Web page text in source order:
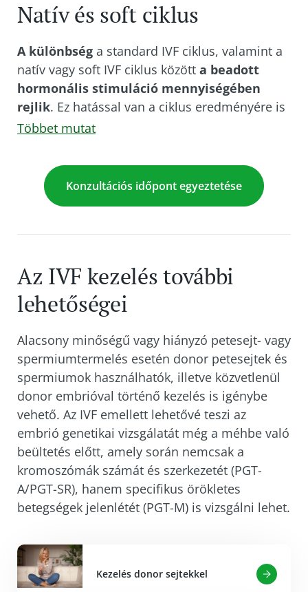
Natív és soft ciklus
A különbség a standard IVF ciklus, valamint a
natív vagy soft IVF ciklus között a beadott
hormonális stimuláció mennyiségében
rejlik. Ez hatással van a ciklus eredményére is
– azaz a leszívott petesejtek számára és a
eljárás mindkét ciklustípusnál hasonló a
szokásos IVF ciklushoz.
Natív IVF eseténnem alkalmaznak
hormonális stimulációt
és az orvos a páciens
természetes ciklusa során figyeli a tüszők
petesejt érik meg, és ezért a leszívást sem
végzik általános érzéstelenítésben. Mivel a
natív ciklusban csak egy (maximum kettő)
petesejt áll rendelkezésre,a sikeres kezelés
valószínűsége alacsonyabb, mint a
klasszikus IVF ciklusnál, ahol több petesejtet
nyernek. Ugyanis nem minden petesejt
termékenyül meg sikeresen a
laboratóriumban, és nem minden embrió éri el
a blasztociszta stádiumot.
A natív ciklust, nagyon alacsony sikeressége
miatt, ritkán javasoljuk a pácienseknek. Az
eljárás alkalmasságáról orvosával konzultálhat,
Többet mutat
Konzultációs időpont egyeztetése
Az IVF kezelés további
lehetőségei
Alacsony minőségű vagy hiányzó petesejt- vagy
spermiumtermelés esetén donor petesejtek és
spermiumok használhatók, illetve közvetlenül
donor embrióval történő kezelés is igénybe
vehető. Az IVF emellett lehetővé teszi az
embrió genetikai vizsgálatát még a méhbe való
beültetés előtt, amely során nemcsak a
kromoszómák számát és szerkezetét (PGT-
A/PGT-SR), hanem specifikus örökletes
betegségek jelenlétét (PGT-M) is vizsgálni lehet.
Kezelés donor sejtekkel